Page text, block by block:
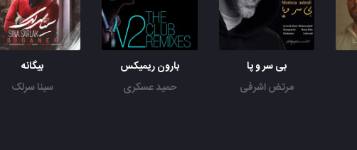
بی سر و پا
مرتض اشرفی
بارون ریمیکس
حمید عسکری
بیگانه
سینا سرلک